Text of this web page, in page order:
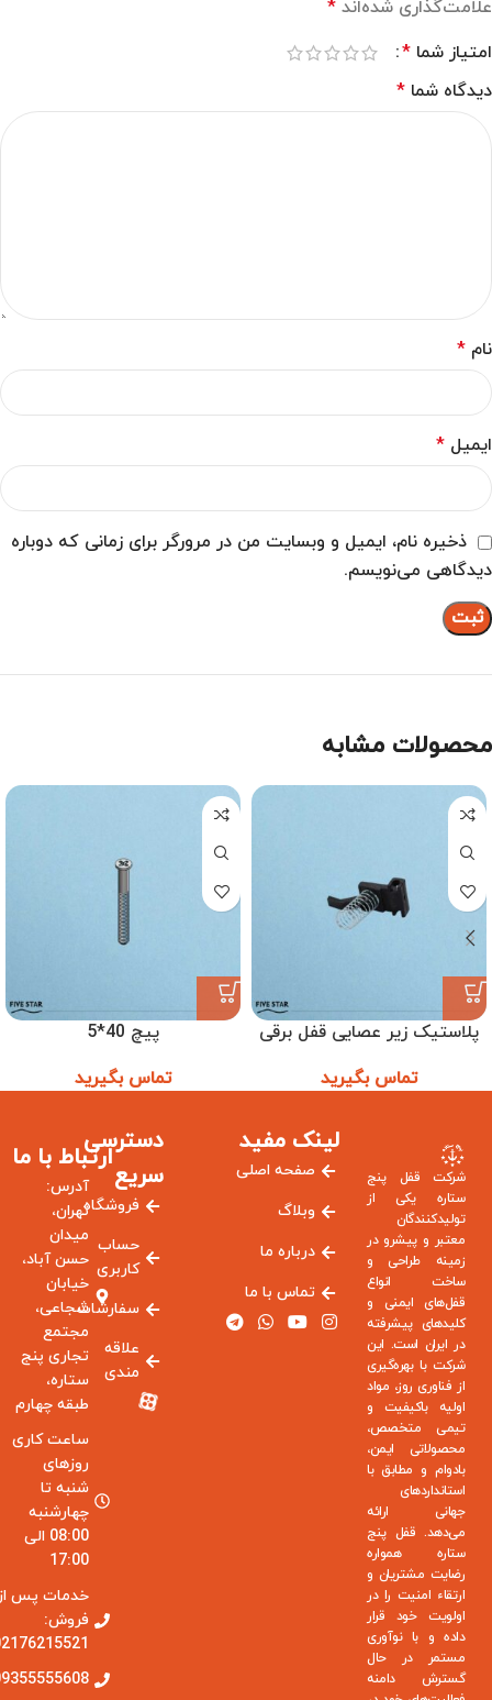
علامت‌گذاری شده‌اند *
امتیاز شما *
دیدگاه شما *
نام *
ایمیل *
ذخیره نام، ایمیل و وبسایت من در مرورگر برای زمانی که دوباره
دیدگاهی می‌نویسم.
محصولات مشابه
پلاستیک زیر عصایی قفل برقی
تماس بگیرید
پیچ 40*5
تماس بگیرید
شرکت قفل پنج
ستاره یکی از
تولیدکنندگان
معتبر و پیشرو در
زمینه طراحی و
ساخت انواع
قفل‌های ایمنی و
کلیدهای پیشرفته
در ایران است. این
شرکت با بهره‌گیری
از فناوری روز، مواد
اولیه باکیفیت و
تیمی متخصص،
محصولاتی ایمن،
بادوام و مطابق با
استانداردهای
جهانی ارائه
می‌دهد. قفل پنج
ستاره همواره
رضایت مشتریان و
ارتقاء امنیت را در
اولویت خود قرار
داده و با نوآوری
مستمر در حال
گسترش دامنه
لینک مفید
صفحه اصلی
وبلاگ
درباره ما
تماس با ما
دسترسی
سریع
فروشگاه
حساب
کاربری
سفارشات
علاقه
مندی
ارتباط با ما
آدرس:
تهران،
میدان
حسن آباد،
خیابان
شجاعی،
مجتمع
تجاری پنج
ستاره،
طبقه چهارم
ساعت کاری
روزهای
شنبه تا
چهارشنبه
08:00 الی
17:00
خدمات پس
فروش: